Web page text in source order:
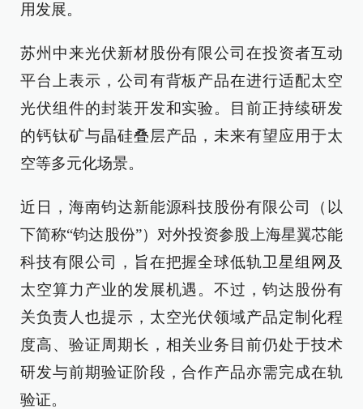
用发展。
苏州中来光伏新材股份有限公司在投资者互动
平台上表示，公司有背板产品在进行适配太空
光伏组件的封装开发和实验。目前正持续研发
的钙钛矿与晶硅叠层产品，未来有望应用于太
空等多元化场景。
近日，海南钧达新能源科技股份有限公司（以
下简称“钧达股份”）对外投资参股上海星翼芯能
科技有限公司，旨在把握全球低轨卫星组网及
太空算力产业的发展机遇。不过，钧达股份有
关负责人也提示，太空光伏领域产品定制化程
度高、验证周期长，相关业务目前仍处于技术
研发与前期验证阶段，合作产品亦需完成在轨
验证。